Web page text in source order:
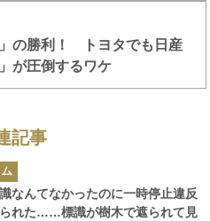
の勝利！ トヨタでも日産
が圧倒するワケ
記事
なんてなかったのに一時停止違反
れた……標識が樹木で遮られて見